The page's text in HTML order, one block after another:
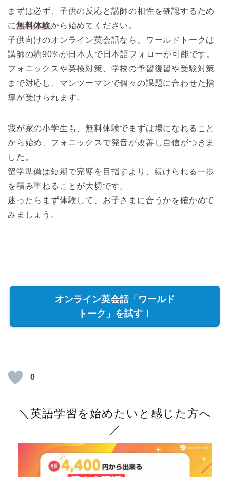
まずは必ず、子供の反応と講師の相性を確認するため
に無料体験から始めてください。
子供向けのオンライン英会話なら、ワールドトークは
講師の約90%が日本人で日本語フォローが可能です。
フォニックスや英検対策、学校の予習復習や受験対策
まで対応し、マンツーマンで個々の課題に合わせた指
導が受けられます。
我が家の小学生も、無料体験でまずは場になれること
から始め、フォニックスで発音が改善し自信がつきま
した。
留学準備は短期で完璧を目指すより、続けられる一歩
を積み重ねることが大切です。
迷ったらまず体験して、お子さまに合うかを確かめて
みましょう。
オンライン英会話「ワールド
トーク」を試す！
0
＼英語学習を始めたいと感じた方へ
／